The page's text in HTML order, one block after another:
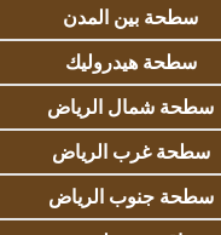
سطحة بين المدن
سطحة هيدروليك
سطحة شمال الرياض
سطحة غرب الرياض
سطحة جنوب الرياض